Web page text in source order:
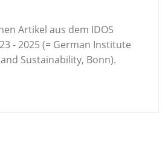
Artikel aus dem IDOS
- 2025 (= German Institute
Sustainability, Bonn).